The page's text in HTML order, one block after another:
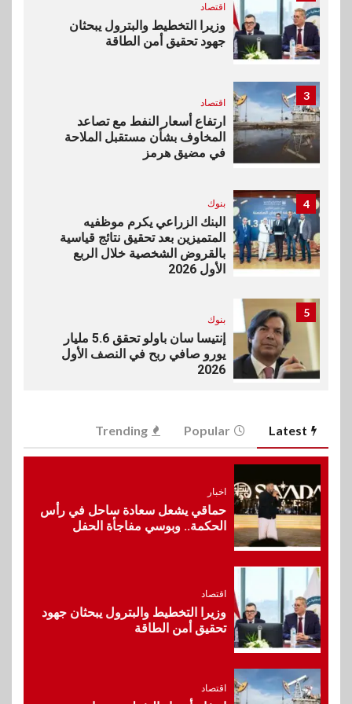
اقتصاد
وزيرا التخطيط والبترول يبحثان
جهود تحقيق أمن الطاقة
3
اقتصاد
ارتفاع أسعار النفط مع تصاعد
المخاوف بشأن مستقبل الملاحة
في مضيق هرمز
4 بنوك
البنك الزراعي يكرم موظفيه
المتميزين بعد تحقيق نتائج قياسية
بالقروض الشخصية خلال الربع
الأول 2026
5
بنوك
إنتيسا سان باولو تحقق 5.6 مليار
يورو صافي ربح في النصف الأول
2026
غرفة القاهرة تنظم ندوة إلكترونية
لدعم الصادرات وتحقيق
7
بنوك
8
بنوك
للنمو والتوسع
Latest
Popular
Trending
اخبار
حماقي يشعل سعادة ساحل في رأس
الحكمة.. وبوسي مفاجأة الحفل
اقتصاد
وزيرا التخطيط والبترول يبحثان جهود
تحقيق أمن الطاقة
اقتصاد